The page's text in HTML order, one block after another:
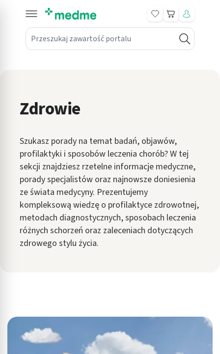
Przeszukaj zawartość portalu
Koszyk
submenu: Leki na receptę
submenu: Mama i dziecko
submenu: Higiena
submenu: Sprzęt medyczny
submenu: Intymne
submenu: Wellness
Zdrowie
Szukasz porady na temat badań, objawów,
profilaktyki i sposobów leczenia chorób? W tej
sekcji znajdziesz rzetelne informacje medyczne,
porady specjalistów oraz najnowsze doniesienia
ze świata medycyny. Prezentujemy
kompleksową wiedzę o profilaktyce zdrowotnej,
metodach diagnostycznych, sposobach leczenia
różnych schorzeń oraz zaleceniach dotyczących
zdrowego stylu życia.